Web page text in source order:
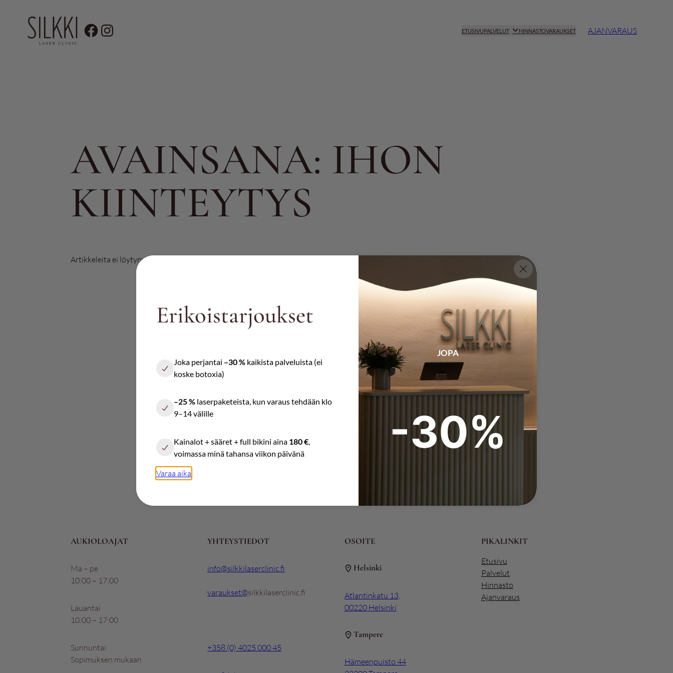
sisältöön
ETUSIVUPALVELUT HINNASTOVARAUKSET AJANVARAUS
LASER KARVANPOISTO FRAKTIONAALINEN CO₂-LASERBOTOX
BIOREVITALISAATIO & MESOTERAPIA
HAMPAIDEN VALKAISU
AVAINSANA: IHON
KIINTEYTYS
Artikkeleita ei löytynyt.
Erikoistarjoukset
Joka perjantai –30 % kaikista palveluista (ei
koske botoxia)
–25 % laserpaketeista, kun varaus tehdään klo
9–14 välille
Kainalot + sääret + full bikini aina 180 €
voimassa minä tahansa viikon päivänä
Varaa aika
JOPA
-30%
AUKIOLOAJAT
Ma – pe
10:00 – 17:00
Lauantai
10:00 – 17:00
Sunnuntai
Sopimuksen mukaan
YHTEYSTIEDOT
info@silkkilaserclinic.fi
varaukset@silkkilaserclinic.fi
+358 (0) 4025 000 45
OSOITE
Helsinki
Atlantinkatu 13,
00220 Helsinki
Tampere
Hämeenpuisto 44
PIKALINKIT
Etusivu
Palvelut
Hinnasto
Ajanvaraus